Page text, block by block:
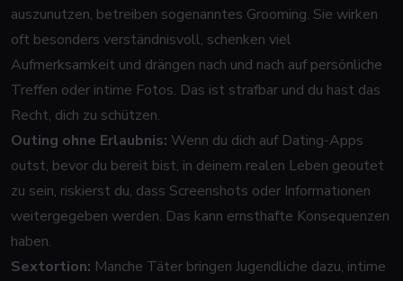
auszunutzen, betreiben sogenanntes Grooming. Sie wirken
oft besonders verständnisvoll, schenken viel
Aufmerksamkeit und drängen nach und nach auf persönliche
Treffen oder intime Fotos. Das ist strafbar und du hast das
Recht, dich zu schützen.
Outing ohne Erlaubnis: Wenn du dich auf Dating-Apps
outst, bevor du bereit bist, in deinem realen Leben geoutet
zu sein, riskierst du, dass Screenshots oder Informationen
weitergegeben werden. Das kann ernsthafte Konsequenzen
haben.
Sextortion: Manche Täter bringen Jugendliche dazu, intime